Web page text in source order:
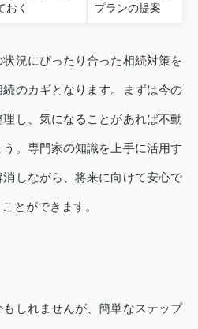
おく
プランの提案
況にぴったり合った相続対策を
のカギとなります。まずは今の
し、気になることがあれば不動
。専門家の知識を上手に活用す
しながら、将来に向けて安心で
とができます。
しれませんが、簡単なステップ